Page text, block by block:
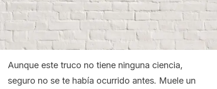
Aunque este truco no tiene ninguna ciencia,
seguro no se te había ocurrido antes. Muele un